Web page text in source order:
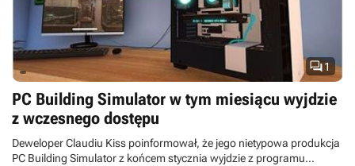
1
PC Building Simulator w tym miesiącu wyjdzie
z wczesnego dostępu
Deweloper Claudiu Kiss poinformował, że jego nietypowa produkcja
PC Building Simulator z końcem stycznia wyjdzie z programu